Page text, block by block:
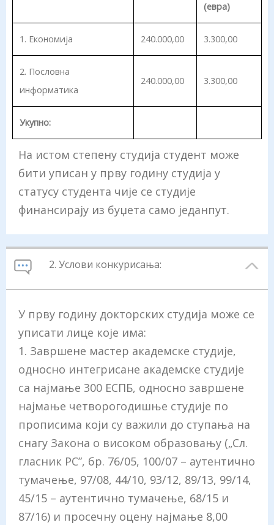
(евра)
1. Eкономија 240.000,00 3.300,00
2. Пословна
информатика
240.000,00 3.300,00
Укупно:
На истом степену студија студент може
бити уписан у прву годину студија у
статусу студента чије се студије
финансирају из буџета само једанпут.
2. Услови конкурисања:
У прву годину докторских студија може се
уписати лице које има:
1. Завршене мастер академске студије,
односно интегрисане академске студије
са најмање 300 ЕСПБ, односно завршене
најмање четворогодишње студије по
прописима који су важили до ступања на
снагу Закона о високом образовању („Сл.
гласник РС”, бр. 76/05, 100/07 – аутентично
тумачење, 97/08, 44/10, 93/12, 89/13, 99/14,
45/15 – аутентично тумачење, 68/15 и
87/16) и просечну оцену најмање 8,00